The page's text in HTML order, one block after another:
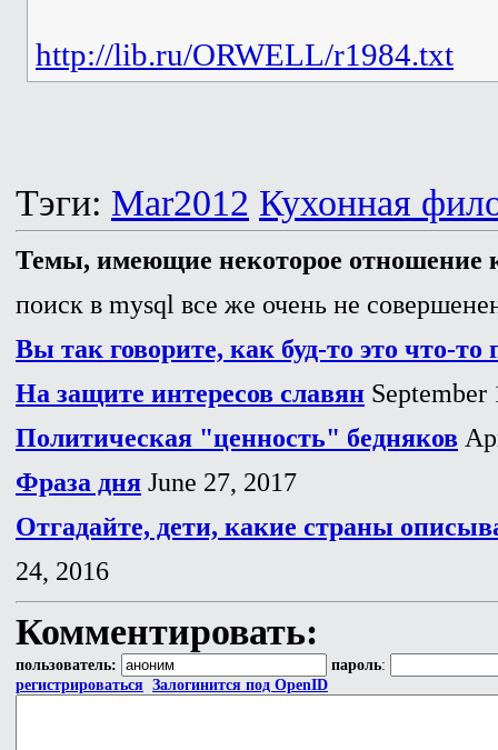
http://lib.ru/ORWELL/r1984.txt
Тэги: Mar2012 Кухонная
Темы, имеющие некоторое отношение
поиск в mysql все же очень не
Вы так говорите, как буд-то это что-то
На защите интересов славян September
Политическая "ценность" бедняков
Фраза дня June 27, 2017
Отгадайте, дети, какие страны
24, 2016
Комментировать:
пользователь: пароль:
регистрироваться Залогинится под OpenID